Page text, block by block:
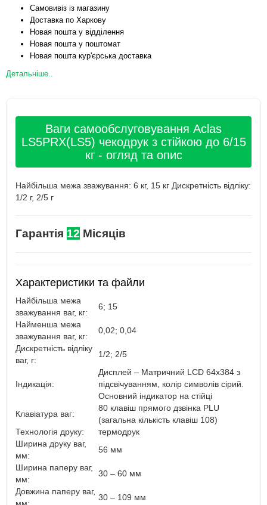
Самовивіз із магазину
Доставка по Харкову
Новая пошта у відділення
Новая пошта у поштомат
Новая пошта кур'єрська доставка
Детальніше..
Ваги самообслуговування Aclas
LS5PRX(LS5) чекодрук з стійкою до 6/15
кг - огляд та опис
Найбільша межа зважування: 6 кг, 15 кг Дискретність відліку:
1/2 г, 2/5 г
Гарантія 12 Місяців
Характеристики та файли
Найбільша межа
зважування ваг, кг:
6; 15
Найменша межа
зважування ваг, кг:
0,02; 0,04
Дискретність відліку
ваг, г:
1/2; 2/5
Індикація:
Дисплей – Матричний LCD 64х384 з
підсвічуванням, колір символів сірий.
Основний індикатор на стійці
Клавіатура ваг:
80 клавіш прямого дзвінка PLU
(загальна кількість клавіш 108)
Технологія друку:
термодрук
Ширина друку ваг,
мм:
56 мм
Ширина паперу ваг,
мм:
30 – 60 мм
Довжина паперу ваг,
30 – 109 мм